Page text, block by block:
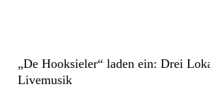
„De Hooksieler“ laden ein: Drei
Livemusik